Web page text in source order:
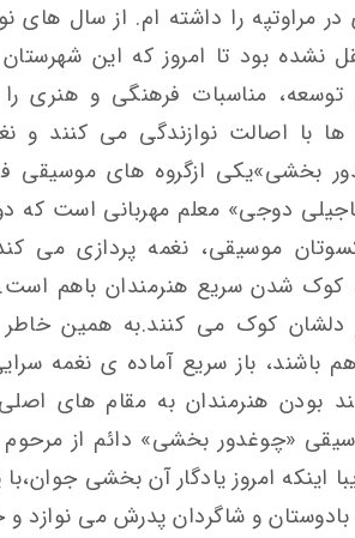
مراوتپه را داشته ام. از سال های
نشده بود تا امروز که این
توسعه، مناسبات فرهنگی و هنری
با اصالت نوازندگی می کنند و
بخشی»یکی ازگروه های موسیقی
دوجی» معلم مهربانی است که
موسیقی، نغمه پردازی می
کوک شدن سریع هنرمندان باهم است.
دلشان کوک می کنند.به همین خاطر
باشند، باز سریع آماده ی نغمه
بودن هنرمندان به مقام های
«چوغدور بخشی» دائم از مرحوم
اینکه امروز یادگار آن بخشی
و شاگردان پدرش می نوازد